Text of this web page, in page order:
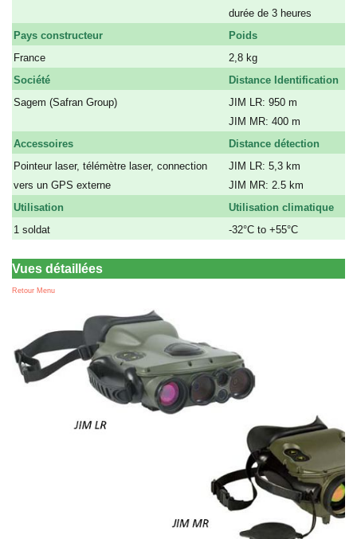
Pays constructeur
France
Société
Sagem (Safran Group)
Accessoires
Pointeur laser, télémètre laser, connection
vers un GPS externe
Utilisation
1 soldat
durée de 3 heures
Poids
2,8 kg
Distance Identification
JIM LR: 950 m
JIM MR: 400 m
Distance détection
JIM LR: 5,3 km
JIM MR: 2.5 km
Utilisation climatique
-32°C to +55°C
Vues détaillées
Retour Menu